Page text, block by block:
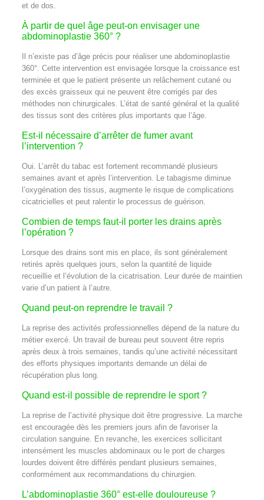
et de dos.
À partir de quel âge peut-on envisager une
abdominoplastie 360° ?
Il n’existe pas d’âge précis pour réaliser une abdominoplastie
360°. Cette intervention est envisagée lorsque la croissance est
terminée et que le patient présente un relâchement cutané ou
des excès graisseux qui ne peuvent être corrigés par des
méthodes non chirurgicales. L’état de santé général et la qualité
des tissus sont des critères plus importants que l’âge.
Est-il nécessaire d’arrêter de fumer avant
l’intervention ?
Oui. L’arrêt du tabac est fortement recommandé plusieurs
semaines avant et après l’intervention. Le tabagisme diminue
l’oxygénation des tissus, augmente le risque de complications
cicatricielles et peut ralentir le processus de guérison.
Combien de temps faut-il porter les drains après
l’opération ?
Lorsque des drains sont mis en place, ils sont généralement
retirés après quelques jours, selon la quantité de liquide
recueillie et l’évolution de la cicatrisation. Leur durée de maintien
varie d’un patient à l’autre.
Quand peut-on reprendre le travail ?
La reprise des activités professionnelles dépend de la nature du
métier exercé. Un travail de bureau peut souvent être repris
après deux à trois semaines, tandis qu’une activité nécessitant
des efforts physiques importants demande un délai de
récupération plus long.
Quand est-il possible de reprendre le sport ?
La reprise de l’activité physique doit être progressive. La marche
est encouragée dès les premiers jours afin de favoriser la
circulation sanguine. En revanche, les exercices sollicitant
intensément les muscles abdominaux ou le port de charges
lourdes doivent être différés pendant plusieurs semaines,
conformément aux recommandations du chirurgien.
L’abdominoplastie 360° est-elle douloureuse ?